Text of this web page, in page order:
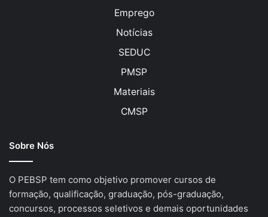
Emprego
Notícias
SEDUC
PMSP
Materiais
CMSP
Sobre Nós
O PEBSP tem como objetivo promover cursos de
formação, qualificação, graduação, pós-graduação,
concursos, processos seletivos e demais oportunidades